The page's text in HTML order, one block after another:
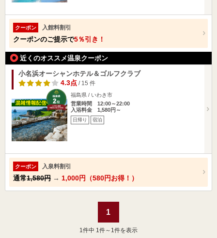
クーポン 入館料割引
クーポンのご提示で5％引き！
近くのオススメ温泉クーポン
小名浜オーシャンホテル＆ゴルフクラブ
4.3点/ 15 件
福島県 / いわき市
営業時間 12:00～22:00
入浴料金 1,580円～
日帰り 宿泊
クーポン 入泉料割引
通常1,580円 → 1,000円（580円お得！）
1
1 件中 1件～1件を表示